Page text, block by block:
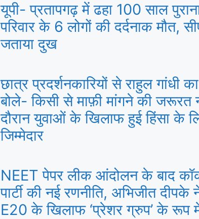
यूपी- प्रतापगढ़ में ढहा 100 साल
परिवार के 6 लोगों की दर्दनाक मौत,
जताया दुख
छात्र प्रदर्शनकारियों से राहुल गांधी
बोले- किसी से माफ़ी मांगने की जरूरत
दौरान युवाओं के खिलाफ हुई हिंसा के
जिम्मेदार
NEET पेपर लीक आंदोलन के बाद
पार्टी की नई रणनीति, अभिजीत
E20 के खिलाफ ‘प्रेशर ग्रुप’ के रूप